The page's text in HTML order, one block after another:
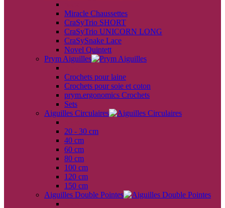
Miracle Chaussettes
CraSyTrio SHORT
CraSyTrio UNICORN LONG
CraSySnake Lace
Novel Quintett
Prym Aiguilles
Crochets pour laine
Crochets pour soie et coton
prym.ergonomics Crochets
Sets
Aiguilles Circulaires
20 - 30 cm
40 cm
60 cm
80 cm
100 cm
120 cm
150 cm
Aiguilles Double Pointes